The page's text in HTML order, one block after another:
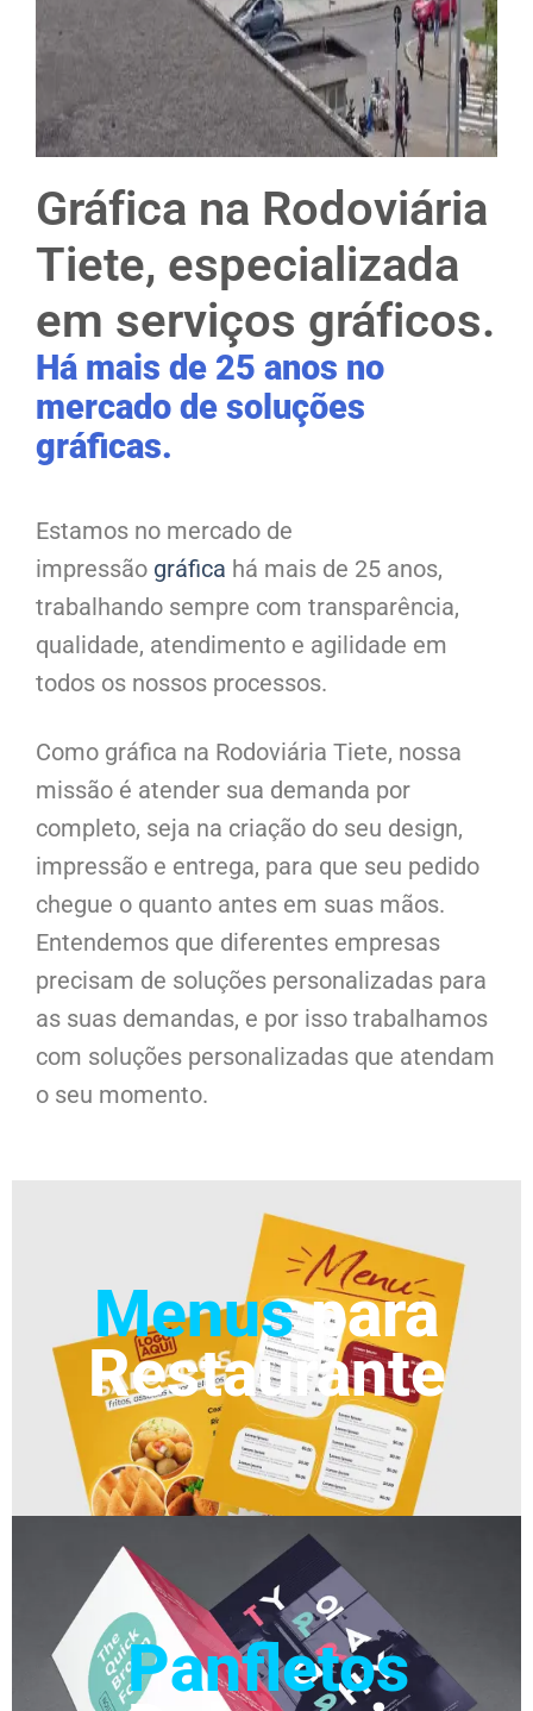
Gráfica na Rodoviária
Tiete, especializada
em serviços gráficos.
Há mais de 25 anos no
mercado de soluções
gráficas.
Estamos no mercado de
impressão gráfica há mais de 25 anos,
trabalhando sempre com transparência,
qualidade, atendimento e agilidade em
todos os nossos processos.
Como gráfica na Rodoviária Tiete, nossa
missão é atender sua demanda por
completo, seja na criação do seu design,
impressão e entrega, para que seu pedido
chegue o quanto antes em suas mãos.
Entendemos que diferentes empresas
precisam de soluções personalizadas para
as suas demandas, e por isso trabalhamos
com soluções personalizadas que atendam
o seu momento.
Menuspara
Restaurante
Panfletos